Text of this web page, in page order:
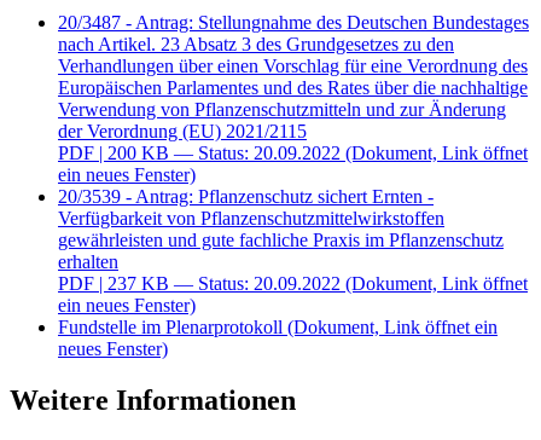
20/3487 - Antrag: Stellungnahme des Deutschen Bundestages
nach Artikel. 23 Absatz 3 des Grundgesetzes zu den
Verhandlungen über einen Vorschlag für eine Verordnung des
Europäischen Parlamentes und des Rates über die nachhaltige
Verwendung von Pflanzenschutzmitteln und zur Änderung
der Verordnung (EU) 2021/2115
PDF | 200 KB — Status: 20.09.2022 (Dokument, Link öffnet
ein neues Fenster)
20/3539 - Antrag: Pflanzenschutz sichert Ernten -
Verfügbarkeit von Pflanzenschutzmittelwirkstoffen
gewährleisten und gute fachliche Praxis im Pflanzenschutz
erhalten
PDF | 237 KB — Status: 20.09.2022 (Dokument, Link öffnet
ein neues Fenster)
Fundstelle im Plenarprotokoll (Dokument, Link öffnet ein
neues Fenster)
Weitere Informationen